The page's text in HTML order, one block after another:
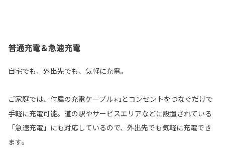
普通充電＆急速充電
自宅でも、外出先でも、気軽に充電。
ご家庭では、付属の充電ケーブル＊1 とコンセントをつなぐだけで
手軽に充電可能。道の駅やサービスエリアなどに設置されている
「急速充電」にも対応しているので、外出先でも気軽に充電でき
ます。